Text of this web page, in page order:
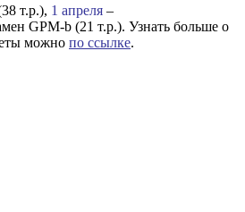
т.р.), 1 апреля –
GPM-b (21 т.р.). Узнать больше о
можно по ссылке.